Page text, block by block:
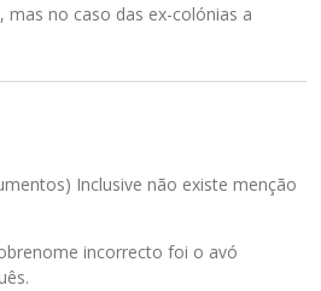
no caso das ex-colónias a
Inclusive não existe menção
incorrecto foi o avó